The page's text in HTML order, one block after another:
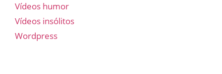
Vídeos humor
Vídeos insólitos
Wordpress